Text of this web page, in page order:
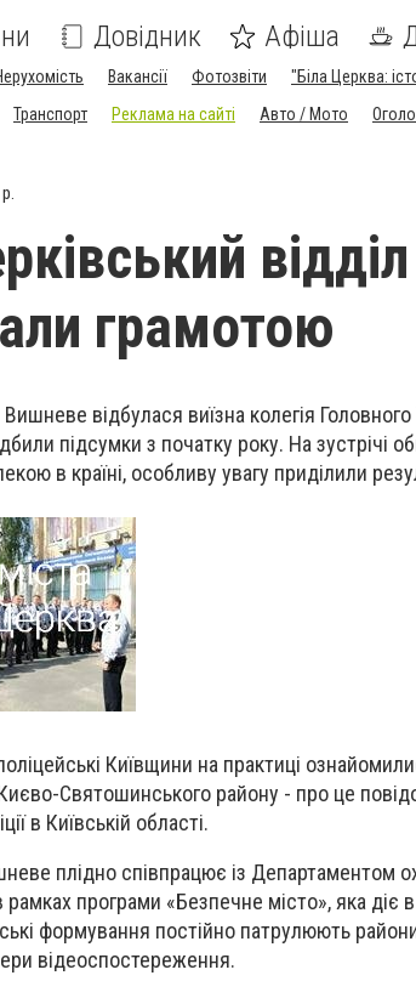
Довідник Афіша
Вакансії Фотозвіти "Біла Церква:
Транспорт Реклама на сайті Авто / Мото
відділ
грамотою
відбулася виїзна колегія
підсумки з початку року. На зустрічі
в країні, особливу увагу приділили
поліцейські Київщини на практиці
Святошинського району - про це
в Київській області.
плідно співпрацює із Департаментом
програми «Безпечне місто», яка діє в
формування постійно патрулюють
відеоспостереження.